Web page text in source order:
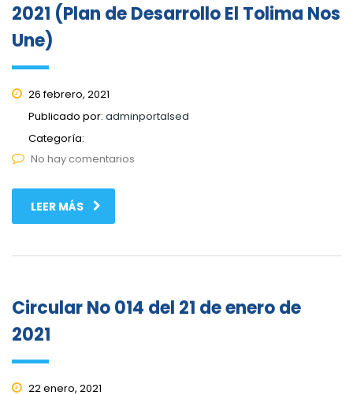
2021 (Plan de Desarrollo El Tolima Nos
Une)
26 febrero, 2021
Publicado por: adminportalsed
Categoría:
No hay comentarios
LEER MÁS
Circular No 014 del 21 de enero de
2021
22 enero, 2021